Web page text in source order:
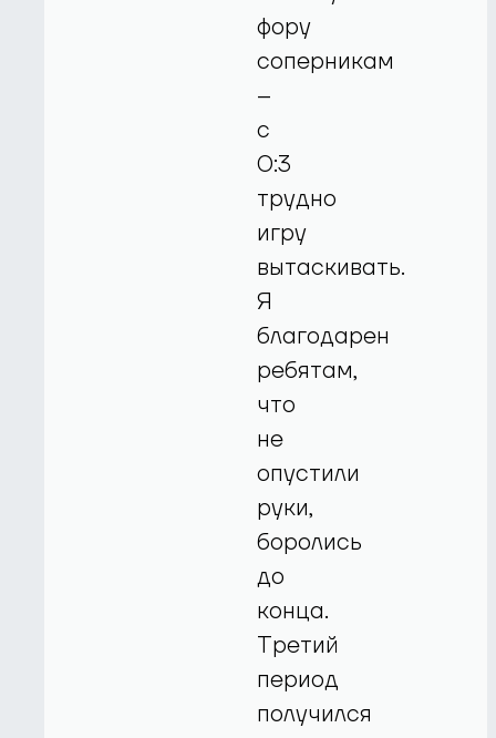
фору
соперникам
–
с
0:3
трудно
игру
вытаскивать.
Я
благодарен
ребятам,
что
не
опустили
руки,
боролись
до
конца.
Третий
период
получился